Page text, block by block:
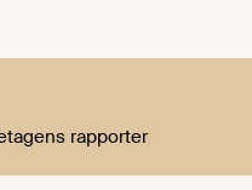
rapporter